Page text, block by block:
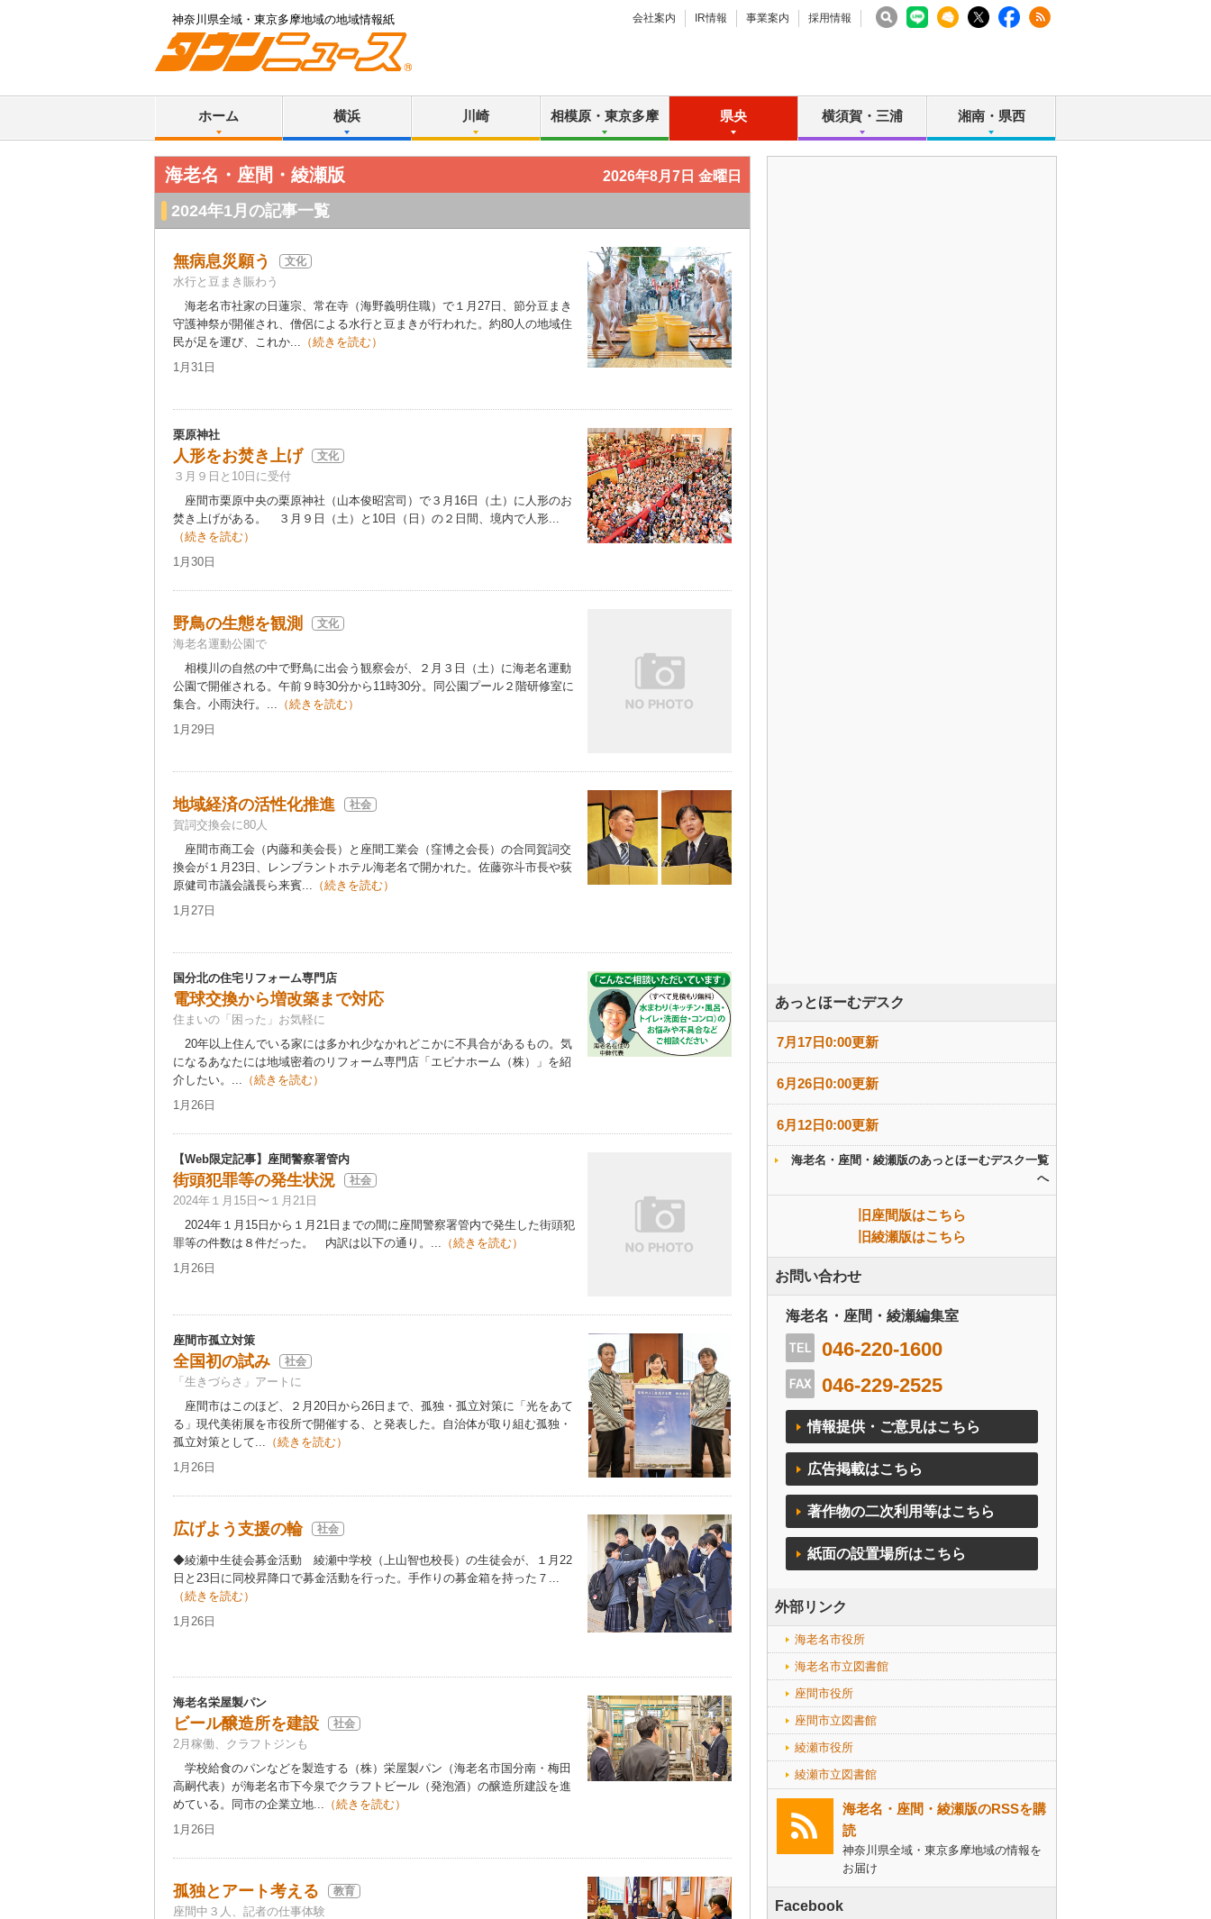
神奈川県全域・東京多摩地域の地域情報紙 会社案内 IR情報 事業案内 採用情報
ホーム 横浜 川崎 相模原・東京多摩 県央 横須賀・三浦 湘南・県西
海老名・座間・綾瀬版 2026年8月7日 金曜日
2024年1月の記事一覧
無病息災願う 文化
水行と豆まき賑わう
海老名市社家の日蓮宗、常在寺（海野義明住職）で１月27日、節分豆まき
守護神祭が開催され、僧侶による水行と豆まきが行われた。約80人の地域住
民が足を運び、これか... （続きを読む）
1月31日
栗原神社
人形をお焚き上げ 文化
３月９日と10日に受付
座間市栗原中央の栗原神社（山本俊昭宮司）で３月16日（土）に人形のお
焚き上げがある。 ３月９日（土）と10日（日）の２日間、境内で人形...
（続きを読む）
1月30日
野鳥の生態を観測 文化
海老名運動公園で
相模川の自然の中で野鳥に出会う観察会が、２月３日（土）に海老名運動
公園で開催される。午前９時30分から11時30分。同公園プール２階研修室に
集合。小雨決行。... （続きを読む）
1月29日
地域経済の活性化推進 社会
賀詞交換会に80人
座間市商工会（内藤和美会長）と座間工業会（窪博之会長）の合同賀詞交
換会が１月23日、レンブラントホテル海老名で開かれた。佐藤弥斗市長や荻
原健司市議会議長ら来賓... （続きを読む）
1月27日
国分北の住宅リフォーム専門店
電球交換から増改築まで対応
住まいの「困った」お気軽に
20年以上住んでいる家には多かれ少なかれどこかに不具合があるもの。気
になるあなたには地域密着のリフォーム専門店「エビナホーム（株）」を紹
介したい。... （続きを読む）
1月26日
【Web限定記事】座間警察署管内
街頭犯罪等の発生状況 社会
2024年１月15日〜１月21日
2024年１月15日から１月21日までの間に座間警察署管内で発生した街頭犯
罪等の件数は８件だった。 内訳は以下の通り。... （続きを読む）
1月26日
座間市孤立対策
全国初の試み 社会
「生きづらさ」アートに
座間市はこのほど、２月20日から26日まで、孤独・孤立対策に「光をあて
る」現代美術展を市役所で開催する、と発表した。自治体が取り組む孤独・
孤立対策として... （続きを読む）
1月26日
広げよう支援の輪 社会
◆綾瀬中生徒会募金活動 綾瀬中学校（上山智也校長）の生徒会が、１月22
日と23日に同校昇降口で募金活動を行った。手作りの募金箱を持った７...
（続きを読む）
1月26日
海老名栄屋製パン
ビール醸造所を建設 社会
2月稼働、クラフトジンも
学校給食のパンなどを製造する（株）栄屋製パン（海老名市国分南・梅田
高嗣代表）が海老名市下今泉でクラフトビール（発泡酒）の醸造所建設を進
めている。同市の企業立地... （続きを読む）
1月26日
孤独とアート考える 教育
座間中３人、記者の仕事体験
あっとほーむデスク
7月17日0:00更新
6月26日0:00更新
6月12日0:00更新
海老名・座間・綾瀬版のあっとほーむデスク一覧
へ
旧座間版はこちら
旧綾瀬版はこちら
お問い合わせ
海老名・座間・綾瀬編集室
046-220-1600
046-229-2525
情報提供・ご意見はこちら
広告掲載はこちら
著作物の二次利用等はこちら
紙面の設置場所はこちら
外部リンク
海老名市役所
海老名市立図書館
座間市役所
座間市立図書館
綾瀬市役所
綾瀬市立図書館
海老名・座間・綾瀬版のRSSを購
読
神奈川県全域・東京多摩地域の情報を
お届け
Facebook